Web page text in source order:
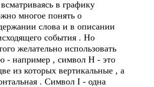
в графику
многое понять о
слова и в описании
события . Но
желательно использовать
- например , символ Н - это
из которых вертикальные , а
. Символ I - одна